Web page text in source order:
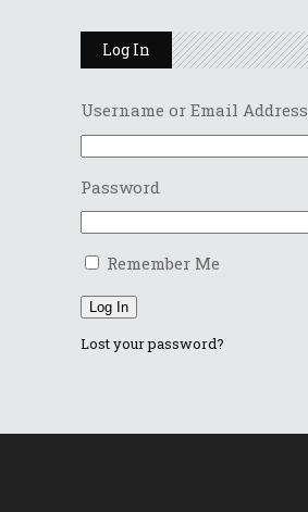
Log In
Username or Email Address
Password
Remember Me
Log In
Lost your password?